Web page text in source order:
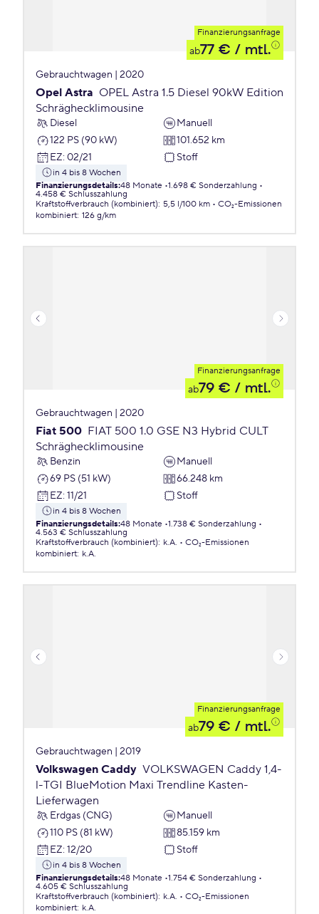
Finanzierungsanfrage
ab77 € / mtl.
Gebrauchtwagen | 2020
Opel Astra OPEL Astra 1.5 Diesel 90kW Edition
Schräghecklimousine
Diesel
Manuell
122 PS (90 kW)
101.652 km
EZ: 02/21 Stoff
in 4 bis 8 Wochen
Finanzierungsdetails:48 Monate 1.698 € Sonderzahlung
4.458 € Schlusszahlung
Kraftstoffverbrauch (kombiniert): 5,5 l/100 km
CO₂-Emissionen
kombiniert: 126 g/km
Finanzierungsanfrage
ab79 € / mtl.
Gebrauchtwagen | 2020
Fiat 500 FIAT 500 1.0 GSE N3 Hybrid CULT
Schräghecklimousine
Benzin
Manuell
69 PS (51 kW)
66.248 km
EZ: 11/21 Stoff
in 4 bis 8 Wochen
Finanzierungsdetails:48 Monate 1.738 € Sonderzahlung
4.563 € Schlusszahlung
Kraftstoffverbrauch (kombiniert): k.A.
CO₂-Emissionen
kombiniert: k.A.
Finanzierungsanfrage
ab79 € / mtl.
Gebrauchtwagen | 2019
Volkswagen Caddy VOLKSWAGEN Caddy 1,4-
l-TGI BlueMotion Maxi Trendline Kasten-
Lieferwagen
Erdgas (CNG)
Manuell
110 PS (81 kW)
85.159 km
EZ: 12/20 Stoff
in 4 bis 8 Wochen
Finanzierungsdetails:48 Monate 1.754 € Sonderzahlung
4.605 € Schlusszahlung
Kraftstoffverbrauch (kombiniert): k.A.
CO₂-Emissionen
kombiniert: k.A.